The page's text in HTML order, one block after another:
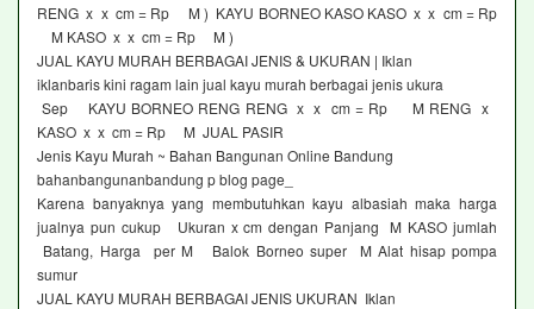
RENG x x cm = Rp M ) KAYU BORNEO KASO KASO x x cm = Rp
M KASO x x cm = Rp M )
JUAL KAYU MURAH BERBAGAI JENIS & UKURAN | Iklan
iklanbaris kini ragam lain jual kayu murah berbagai jenis ukura
Sep KAYU BORNEO RENG RENG x x cm = Rp M RENG x
KASO x x cm = Rp M JUAL PASIR
Jenis Kayu Murah ~ Bahan Bangunan Online Bandung
bahanbangunanbandung p blog page_
Karena banyaknya yang membutuhkan kayu albasiah maka harga
jualnya pun cukup Ukuran x cm dengan Panjang M KASO jumlah
Batang, Harga per M Balok Borneo super M Alat hisap pompa
sumur
JUAL KAYU MURAH BERBAGAI JENIS UKURAN Iklan